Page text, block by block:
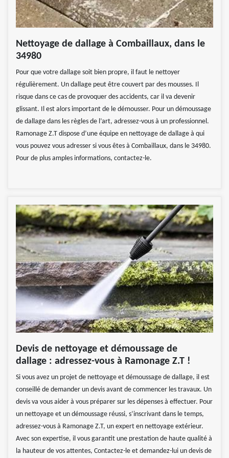
Nettoyage de dallage à Combaillaux, dans le
34980
Pour que votre dallage soit bien propre, il faut le nettoyer
régulièrement. Un dallage peut être couvert par des mousses. Il
risque dans ce cas de provoquer des accidents, car il va devenir
glissant. Il est alors important de le démousser. Pour un démoussage
de dallage dans les règles de l’art, adressez-vous à un professionnel.
Ramonage Z.T dispose d’une équipe en nettoyage de dallage à qui
vous pouvez vous adresser si vous êtes à Combaillaux, dans le 34980.
Pour de plus amples informations, contactez-le.
Devis de nettoyage et démoussage de
dallage : adressez-vous à Ramonage Z.T !
Si vous avez un projet de nettoyage et démoussage de dallage, il est
conseillé de demander un devis avant de commencer les travaux. Un
devis va vous aider à vous préparer sur les dépenses à effectuer. Pour
un nettoyage et un démoussage réussi, s’inscrivant dans le temps,
adressez-vous à Ramonage Z.T, un expert en nettoyage extérieur.
Avec son expertise, il vous garantit une prestation de haute qualité à
la hauteur de vos attentes, Contactez-le et demandez-lui un devis de